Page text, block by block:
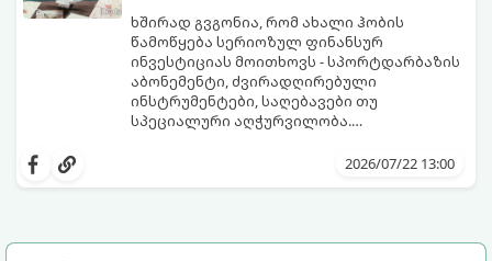
ხშირად გვგონია, რომ ახალი ჰობის
წამოწყება სერიოზულ ფინანსურ
ინვესტიციას მოითხოვს - სპორტდარბაზის
აბონემენტი, ძვირადღირებული
ინსტრუმენტები, საღებავები თუ
სპეციალური აღჭურვილობა.
შემოქმედებითი და სასარგებლო
ხელთ: ინტერნეტი, სმარტფონი, ფურცელი
თანაბრად ავითარებს გონებასა და
2026/07/22 13:00